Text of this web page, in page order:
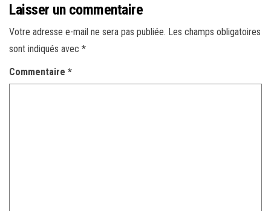
Laisser un commentaire
Votre adresse e-mail ne sera pas publiée. Les champs obligatoires
sont indiqués avec *
Commentaire *